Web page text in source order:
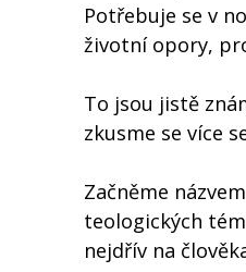
Potřebuje se v
životní opory,
To jsou jistě
zkusme se více
Začněme
teologických
nejdřív na